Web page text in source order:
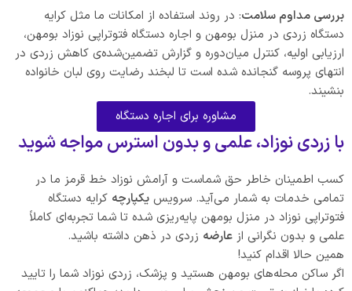
بررسی مداوم سلامت: در روند استفاده از امکانات ما مثل کرایه
دستگاه زردی در منزل بومهن و اجاره دستگاه فتوتراپی نوزاد بومهن،
ارزیابی اولیه، کنترل میان‌دوره و گزارش تضمین‌شده‌ی کاهش زردی در
انتهای پروسه گنجانده شده است تا لبخند رضایت روی لبان خانواده
بنشیند.
مشاوره برای اجاره دستگاه
با زردی نوزاد،علمیو بدون استرس مواجه شوید
کسب اطمینان خاطر حق شماست و آرامش نوزاد خط قرمز ما در
تمامی خدمات به شمار می‌آید. سرویس یکپارچه‌ کرایه دستگاه
فتوتراپی نوزاد در منزل بومهن پایه‌ریزی شده تا شما تجربه‌ای کاملاً
علمی و بدون نگرانی از عارضه زردی در ذهن داشته باشید.
همین حالا اقدام کنید!
اگر ساکن محله‌های بومهن هستید و پزشک، زردی نوزاد شما را تایید